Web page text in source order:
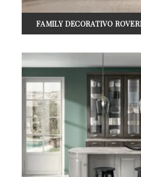
FAMILY DECORATIVO